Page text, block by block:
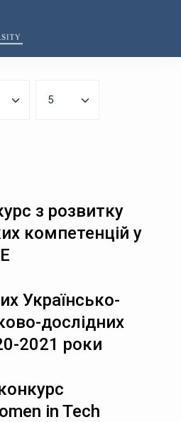
з розвитку
компетенцій у
Українсько-
дослідних
2021 роки
in Tech